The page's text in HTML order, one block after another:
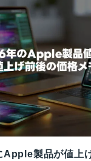
Apple製品が値上